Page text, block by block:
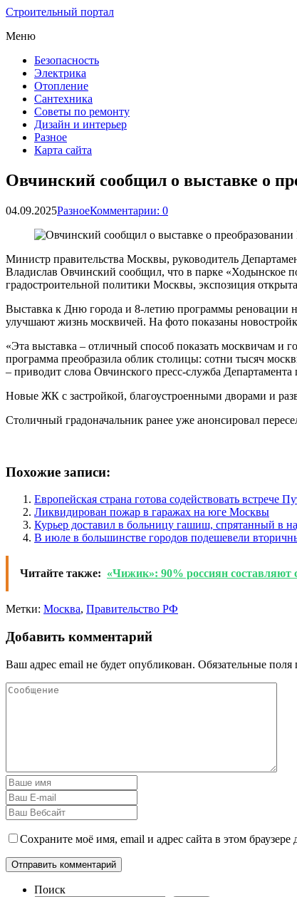
Строительный портал
Меню
Безопасность
Электрика
Отопление
Сантехника
Советы по ремонту
Дизайн и интерьер
Разное
Карта сайта
Овчинский сообщил о выставке о
04.09.2025РазноеКомментарии: 0
Министр правительства Москвы, руководитель
Владислав Овчинский сообщил, что в парке «Ходынское
градостроительной политики Москвы, экспозиция
Выставка к Дню города и 8-летию программы реновации
улучшают жизнь москвичей. На фото показаны
«Эта выставка – отличный способ показать москвичам
программа преобразила облик столицы: сотни тысяч
– приводит слова Овчинского пресс-служба Департамента
Новые ЖК с застройкой, благоустроенными дворами и
Столичный градоначальник ранее уже анонсировал
Похожие записи:
Европейская страна готова содействовать встрече
Ликвидирован пожар в гаражах на юге Москвы
Курьер доставил в больницу гашиш, спрятанный в
В июле в большинстве городов подешевели
Читайте также: «Чижик»: 90% россиян составляют
Метки: Москва, Правительство РФ
Добавить комментарий
Ваш адрес email не будет опубликован. Обязательные
Сохраните моё имя, email и адрес сайта в этом
Поиск